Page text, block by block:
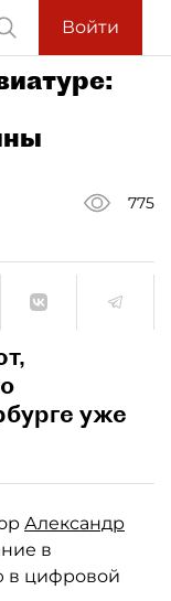
Войти
775
уже
Александр
в
в цифровой